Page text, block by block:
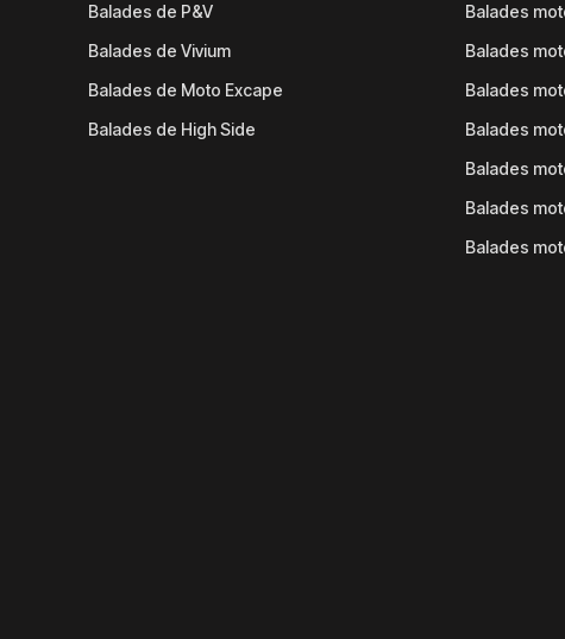
Balades de P&V
Balades de Vivium
Balades de Moto Excape
Balades de High Side
Balades
Balades
Balades
Balades
Balades
Balades
Balades